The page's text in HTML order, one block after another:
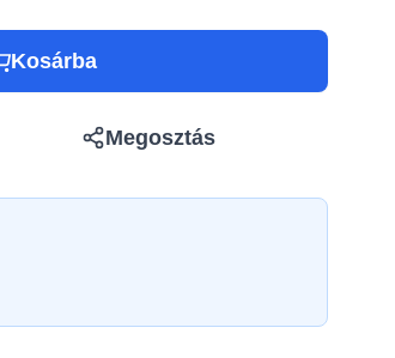
Kosárba
Megosztás